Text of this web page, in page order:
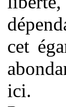
cet
ici.